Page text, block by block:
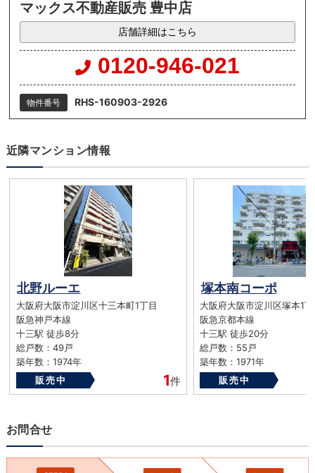
マックス不動産販売 豊中店
店舗詳細はこちら
0120-946-021
物件番号 RHS-160903-2926
近隣マンション情報
北野ルーエ
大阪府大阪市淀川区十三本町1丁目
阪急神戸本線
十三駅 徒歩8分
総戸数：49戸
築年数：1974年
販売中
1件
塚本南コーポ
大阪府大阪市淀川区塚本1
阪急京都本線
十三駅 徒歩20分
総戸数：55戸
築年数：1971年
販売中
お問合せ